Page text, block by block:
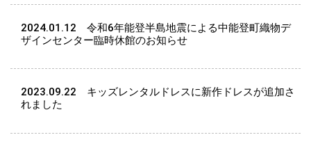
2024.01.12
令和6年能登半島地震による中能登町織物デ
ザインセンター臨時休館のお知らせ
2023.09.22
キッズレンタルドレスに新作ドレスが追加さ
れました